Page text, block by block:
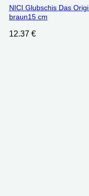
NICI Glubschis Das
braun15 cm
12.37 €